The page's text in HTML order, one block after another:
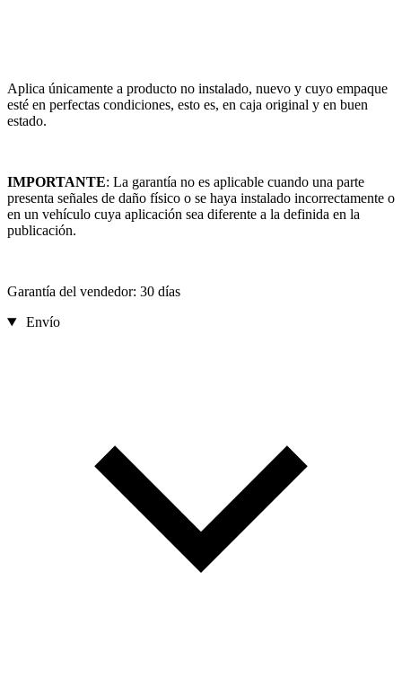
Aplica únicamente a producto no instalado, nuevo y cuyo empaque
esté en perfectas condiciones, esto es, en caja original y en buen
estado.
IMPORTANTE: La garantía no es aplicable cuando una parte
presenta señales de daño físico o se haya instalado incorrectamente o
en un vehículo cuya aplicación sea diferente a la definida en la
publicación.
Garantía del vendedor: 30 días
Envío